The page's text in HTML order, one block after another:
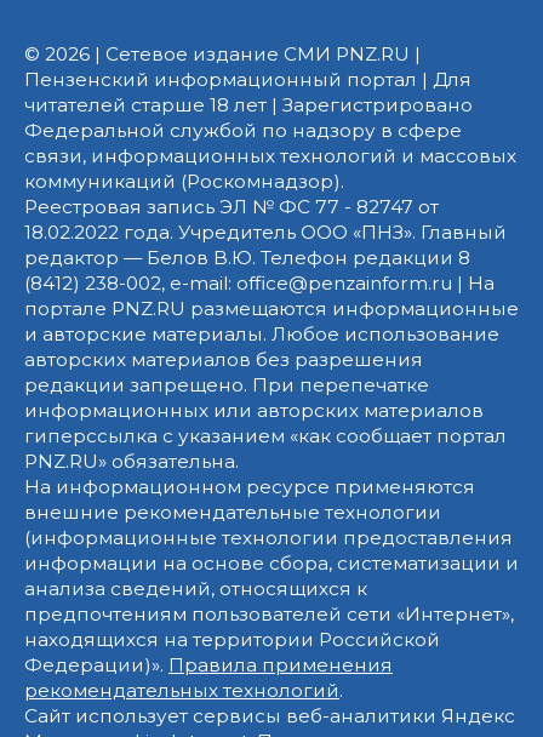
© 2026 | Сетевое издание СМИ PNZ.RU |
Пензенский информационный портал | Для
читателей старше 18 лет | Зарегистрировано
Федеральной службой по надзору в сфере
связи, информационных технологий и массовых
коммуникаций (Роскомнадзор).
Реестровая запись ЭЛ № ФС 77 - 82747 от
18.02.2022 года. Учредитель ООО «ПНЗ». Главный
редактор — Белов В.Ю. Телефон редакции 8
(8412) 238-002, e-mail: office@penzainform.ru | На
портале PNZ.RU размещаются информационные
и авторские материалы. Любое использование
авторских материалов без разрешения
редакции запрещено. При перепечатке
информационных или авторских материалов
гиперссылка с указанием «как сообщает портал
PNZ.RU» обязательна.
На информационном ресурсе применяются
внешние рекомендательные технологии
(информационные технологии предоставления
информации на основе сбора, систематизации и
анализа сведений, относящихся к
предпочтениям пользователей сети «Интернет»,
находящихся на территории Российской
Федерации)». Правила применения
рекомендательных технологий.
Сайт использует сервисы веб-аналитики Яндекс